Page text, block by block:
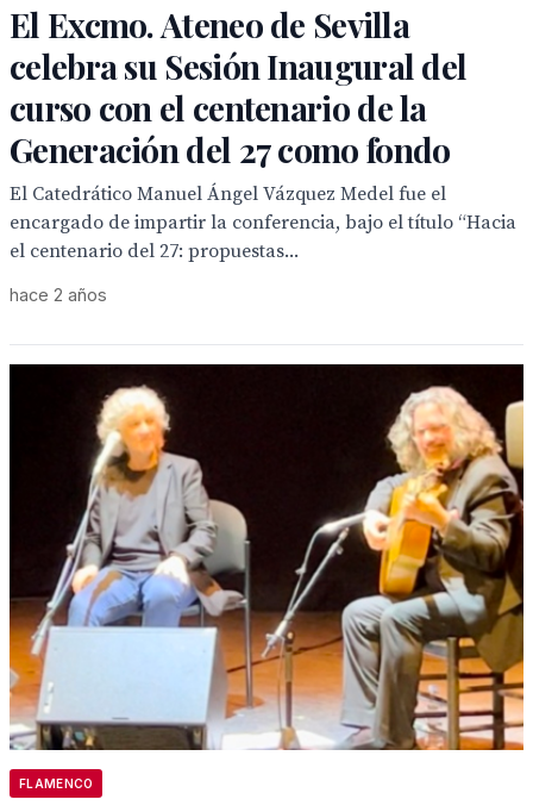
El Excmo. Ateneo de Sevilla
celebra su Sesión Inaugural del
curso con el centenario de la
Generación del 27 como fondo
El Catedrático Manuel Ángel Vázquez Medel fue el
encargado de impartir la conferencia, bajo el título “Hacia
el centenario del 27: propuestas...
hace 2 años
FLAMENCO